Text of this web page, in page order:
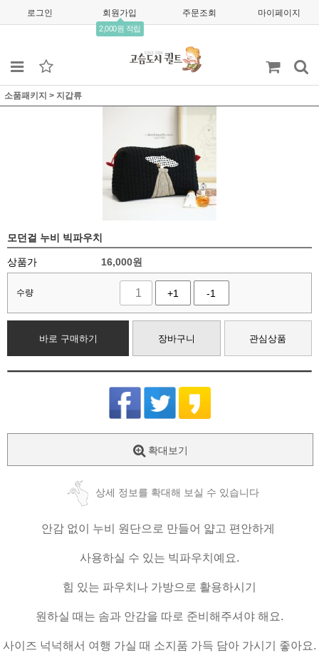
로그인 회원가입
2,000원 적립
주문조회 마이페이지
소품패키지 > 지갑류
모던걸 누비 빅파우치
상품가 16,000원
수량 +1 -1
바로 구매하기 장바구니 관심상품
확대보기
상세 정보를 확대해 보실 수 있습니다
안감 없이 누비 원단으로 만들어 얇고 편안하게
사용하실 수 있는 빅파우치예요.
힘 있는 파우치나 가방으로 활용하시기
원하실 때는 솜과 안감을 따로 준비해주셔야 해요.
사이즈 넉넉해서 여행 가실 때 소지품 가득 담아 가시기 좋아요.